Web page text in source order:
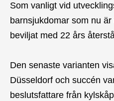
Som vanligt vid
barnsjukdomar som nu
beviljat med 22 års
Den senaste varianten
Düsseldorf och succén
beslutsfattare från